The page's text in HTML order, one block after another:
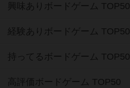
興味ありボードゲーム TOP50
経験ありボードゲーム TOP50
持ってるボードゲーム TOP50
高評価ボードゲーム TOP50